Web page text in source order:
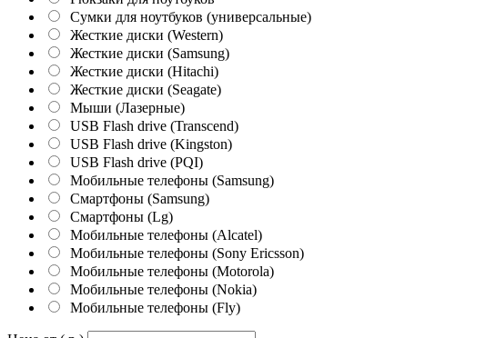
Сумки для ноутбуков (универсальные)
Жесткие диски (Western)
Жесткие диски (Samsung)
Жесткие диски (Hitachi)
Жесткие диски (Seagate)
Мыши (Лазерные)
USB Flash drive (Transcend)
USB Flash drive (Kingston)
USB Flash drive (PQI)
Мобильные телефоны (Samsung)
Смартфоны (Samsung)
Смартфоны (Lg)
Мобильные телефоны (Alcatel)
Мобильные телефоны (Sony Ericsson)
Мобильные телефоны (Motorola)
Мобильные телефоны (Nokia)
Мобильные телефоны (Fly)